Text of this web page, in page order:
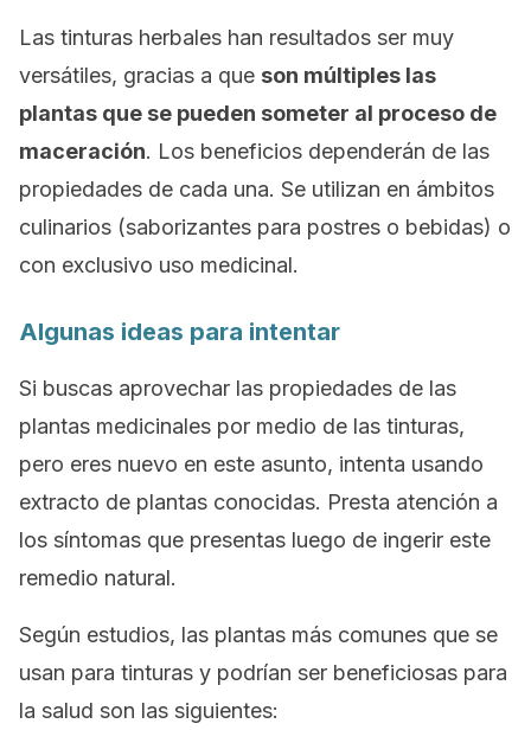
Las tinturas herbales han resultados ser muy
versátiles, gracias a que son múltiples las
plantas que se pueden someter al proceso de
maceración. Los beneficios dependerán de las
propiedades de cada una. Se utilizan en ámbitos
culinarios (saborizantes para postres o bebidas) o
con exclusivo uso medicinal.
Algunas ideas para intentar
Si buscas aprovechar las propiedades de las
plantas medicinales por medio de las tinturas,
pero eres nuevo en este asunto, intenta usando
extracto de plantas conocidas. Presta atención a
los síntomas que presentas luego de ingerir este
remedio natural.
Según estudios, las plantas más comunes que se
usan para tinturas y podrían ser beneficiosas para
la salud son las siguientes: